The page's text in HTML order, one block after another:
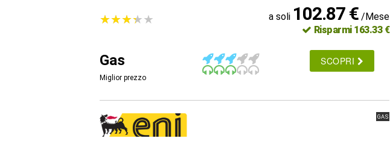
★★★★★
★★★★★ a soli 102.87 € /Mese
Risparmi 163.33 €
Gas
Miglior prezzo
SCOPRI
GAS